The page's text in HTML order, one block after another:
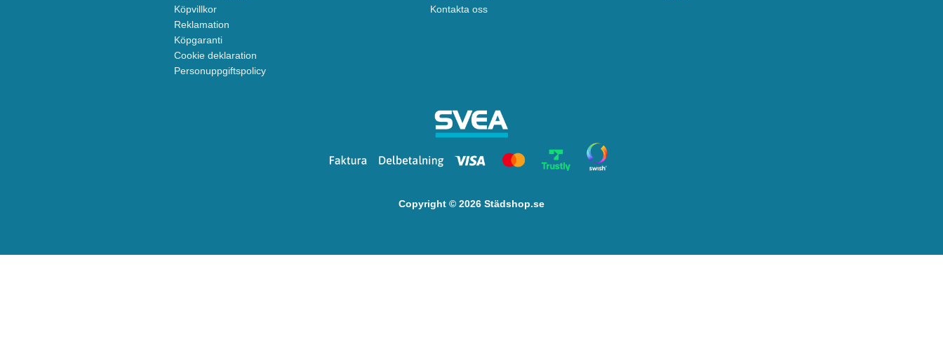
Köpvillkor
Reklamation
Köpgaranti
Cookie deklaration
Personuppgiftspolicy
Kontakta oss
Copyright © 2026 Städshop.se